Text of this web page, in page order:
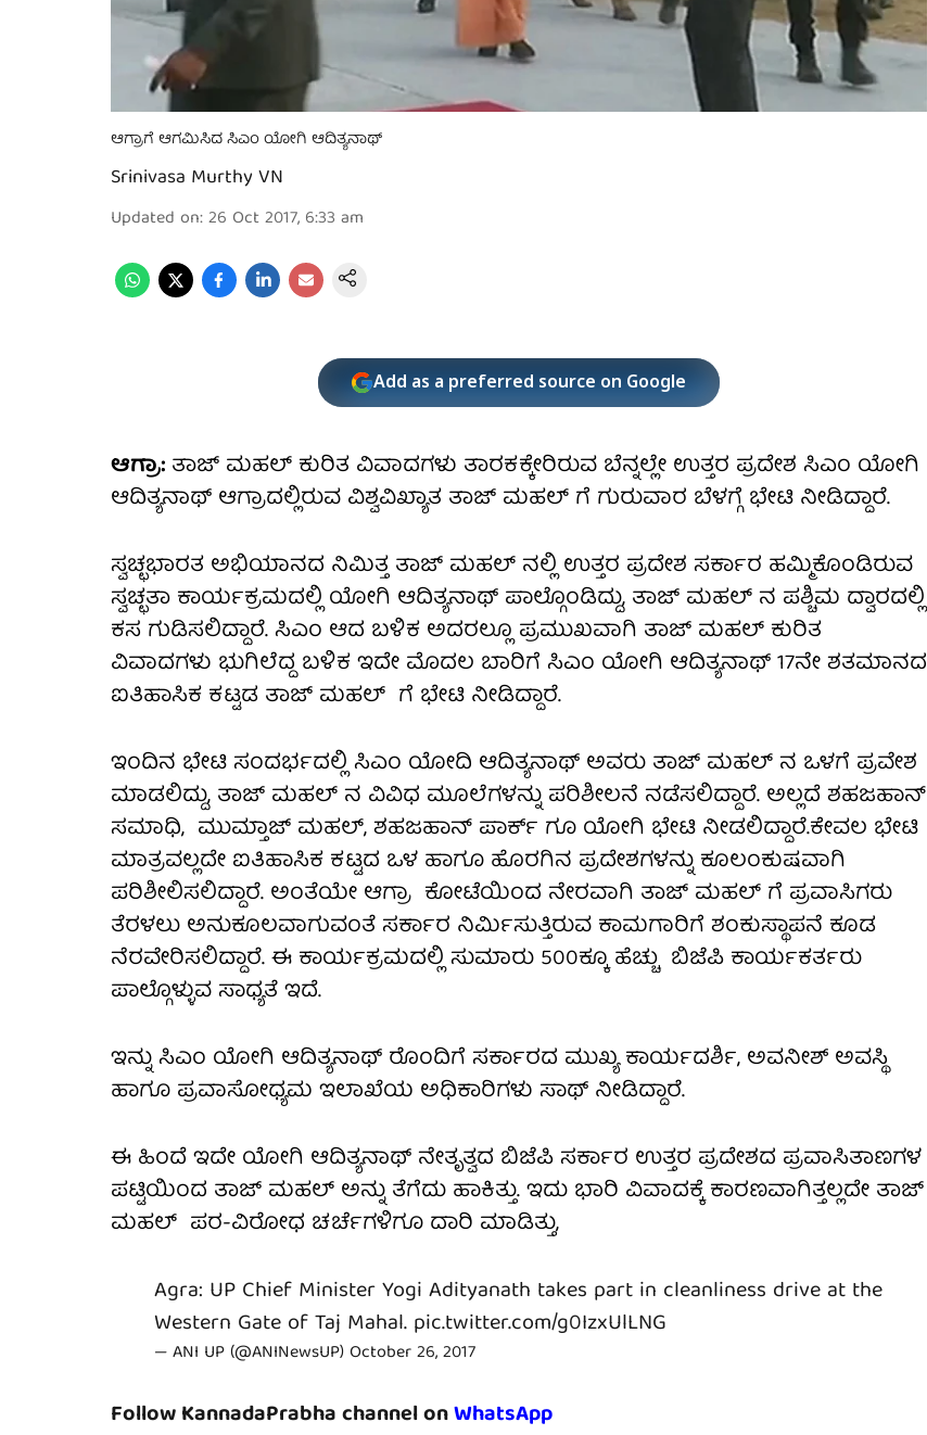
ಆಗ್ರಾಗೆ ಆಗಮಿಸಿದ ಸಿಎಂ ಯೋಗಿ ಆದಿತ್ಯನಾಥ್
Srinivasa Murthy VN
Updated on:26 Oct 2017, 6:33 am
Add as a preferred source on Google
ಆಗ್ರಾ: ತಾಜ್ ಮಹಲ್ ಕುರಿತ ವಿವಾದಗಳು ತಾರಕಕ್ಕೇರಿರುವ ಬೆನ್ನಲ್ಲೇ ಉತ್ತರ ಪ್ರದೇಶ ಸಿಎಂ ಯೋಗಿ
ಆದಿತ್ಯನಾಥ್ ಆಗ್ರಾದಲ್ಲಿರುವ ವಿಶ್ವವಿಖ್ಯಾತ ತಾಜ್ ಮಹಲ್ ಗೆ ಗುರುವಾರ ಬೆಳಗ್ಗೆ ಭೇಟಿ ನೀಡಿದ್ದಾರೆ.
ಸ್ವಚ್ಛಭಾರತ ಅಭಿಯಾನದ ನಿಮಿತ್ತ ತಾಜ್ ಮಹಲ್ ನಲ್ಲಿ ಉತ್ತರ ಪ್ರದೇಶ ಸರ್ಕಾರ ಹಮ್ಮಿಕೊಂಡಿರುವ
ಸ್ವಚ್ಛತಾ ಕಾರ್ಯಕ್ರಮದಲ್ಲಿ ಯೋಗಿ ಆದಿತ್ಯನಾಥ್ ಪಾಲ್ಗೊಂಡಿದ್ದು, ತಾಜ್ ಮಹಲ್ ನ ಪಶ್ಚಿಮ ದ್ವಾರದಲ್ಲಿ
ಕಸ ಗುಡಿಸಲಿದ್ದಾರೆ. ಸಿಎಂ ಆದ ಬಳಿಕ ಅದರಲ್ಲೂ ಪ್ರಮುಖವಾಗಿ ತಾಜ್ ಮಹಲ್ ಕುರಿತ
ವಿವಾದಗಳು ಭುಗಿಲೆದ್ದ ಬಳಿಕ ಇದೇ ಮೊದಲ ಬಾರಿಗೆ ಸಿಎಂ ಯೋಗಿ ಆದಿತ್ಯನಾಥ್ 17ನೇ ಶತಮಾನದ
ಐತಿಹಾಸಿಕ ಕಟ್ಟಡ ತಾಜ್ ಮಹಲ್ ಗೆ ಭೇಟಿ ನೀಡಿದ್ದಾರೆ.
ಇಂದಿನ ಭೇಟಿ ಸಂದರ್ಭದಲ್ಲಿ ಸಿಎಂ ಯೋದಿ ಆದಿತ್ಯನಾಥ್ ಅವರು ತಾಜ್ ಮಹಲ್ ನ ಒಳಗೆ ಪ್ರವೇಶ
ಮಾಡಲಿದ್ದು, ತಾಜ್ ಮಹಲ್ ನ ವಿವಿಧ ಮೂಲೆಗಳನ್ನು ಪರಿಶೀಲನೆ ನಡೆಸಲಿದ್ದಾರೆ. ಅಲ್ಲದೆ ಶಹಜಹಾನ್
ಸಮಾಧಿ, ಮುಮ್ತಾಜ್ ಮಹಲ್, ಶಹಜಹಾನ್ ಪಾರ್ಕ್ ಗೂ ಯೋಗಿ ಭೇಟಿ ನೀಡಲಿದ್ದಾರೆ.ಕೇವಲ ಭೇಟಿ
ಮಾತ್ರವಲ್ಲದೇ ಐತಿಹಾಸಿಕ ಕಟ್ಟದ ಒಳ ಹಾಗೂ ಹೊರಗಿನ ಪ್ರದೇಶಗಳನ್ನು ಕೂಲಂಕುಷವಾಗಿ
ಪರಿಶೀಲಿಸಲಿದ್ದಾರೆ. ಅಂತೆಯೇ ಆಗ್ರಾ ಕೋಟೆಯಿಂದ ನೇರವಾಗಿ ತಾಜ್ ಮಹಲ್ ಗೆ ಪ್ರವಾಸಿಗರು
ತೆರಳಲು ಅನುಕೂಲವಾಗುವಂತೆ ಸರ್ಕಾರ ನಿರ್ಮಿಸುತ್ತಿರುವ ಕಾಮಗಾರಿಗೆ ಶಂಕುಸ್ಥಾಪನೆ ಕೂಡ
ನೆರವೇರಿಸಲಿದ್ದಾರೆ. ಈ ಕಾರ್ಯಕ್ರಮದಲ್ಲಿ ಸುಮಾರು 500ಕ್ಕೂ ಹೆಚ್ಚು ಬಿಜೆಪಿ ಕಾರ್ಯಕರ್ತರು
ಪಾಲ್ಗೊಳ್ಳುವ ಸಾಧ್ಯತೆ ಇದೆ.
ಇನ್ನು ಸಿಎಂ ಯೋಗಿ ಆದಿತ್ಯನಾಥ್ ರೊಂದಿಗೆ ಸರ್ಕಾರದ ಮುಖ್ಯ ಕಾರ್ಯದರ್ಶಿ, ಅವನೀಶ್ ಅವಸ್ಥಿ
ಹಾಗೂ ಪ್ರವಾಸೋಧ್ಯಮ ಇಲಾಖೆಯ ಅಧಿಕಾರಿಗಳು ಸಾಥ್ ನೀಡಿದ್ದಾರೆ.
ಈ ಹಿಂದೆ ಇದೇ ಯೋಗಿ ಆದಿತ್ಯನಾಥ್ ನೇತೃತ್ವದ ಬಿಜೆಪಿ ಸರ್ಕಾರ ಉತ್ತರ ಪ್ರದೇಶದ ಪ್ರವಾಸಿತಾಣಗಳ
ಪಟ್ಟಿಯಿಂದ ತಾಜ್ ಮಹಲ್ ಅನ್ನು ತೆಗೆದು ಹಾಕಿತ್ತು. ಇದು ಭಾರಿ ವಿವಾದಕ್ಕೆ ಕಾರಣವಾಗಿತ್ತಲ್ಲದೇ ತಾಜ್
ಮಹಲ್ ಪರ-ವಿರೋಧ ಚರ್ಚೆಗಳಿಗೂ ದಾರಿ ಮಾಡಿತ್ತು,
Agra: UP Chief Minister Yogi Adityanath takes part in cleanliness drive at the
Western Gate of Taj Mahal. pic.twitter.com/g0IzxUlLNG
— ANI UP (@ANINewsUP)October 26, 2017
Follow KannadaPrabha channel onWhatsApp